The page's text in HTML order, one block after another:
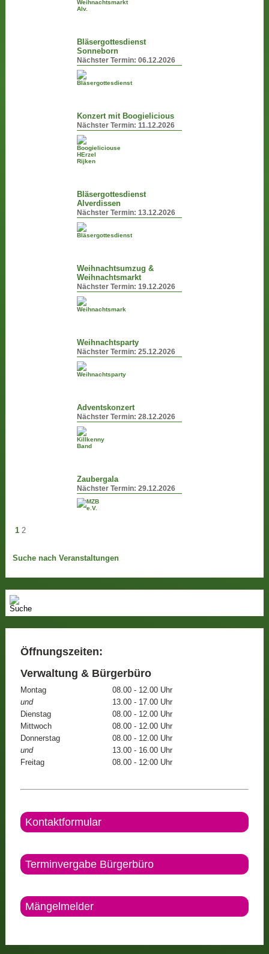
Bläsergottesdienst
Sonneborn
Nächster Termin:06.12.2026
Konzert mit Boogielicious
Nächster Termin:11.12.2026
Bläsergottesdienst
Alverdissen
Nächster Termin:13.12.2026
Weihnachtsumzug &
Weihnachtsmarkt
Nächster Termin:19.12.2026
Weihnachtsparty
Nächster Termin:25.12.2026
Adventskonzert
Nächster Termin:28.12.2026
Zaubergala
Nächster Termin:29.12.2026
1 2
Suche nach Veranstaltungen
Öffnungszeiten:
Verwaltung & Bürgerbüro
Montag
08.00 - 12.00 Uhr
und
13.00 - 17.00 Uhr
Dienstag
08.00 - 12.00 Uhr
Mittwoch
08.00 - 12.00 Uhr
Donnerstag
08.00 - 12.00 Uhr
und
13.00 - 16.00 Uhr
Freitag
08.00 - 12:00 Uhr
Kontaktformular
Terminvergabe Bürgerbüro
Mängelmelder